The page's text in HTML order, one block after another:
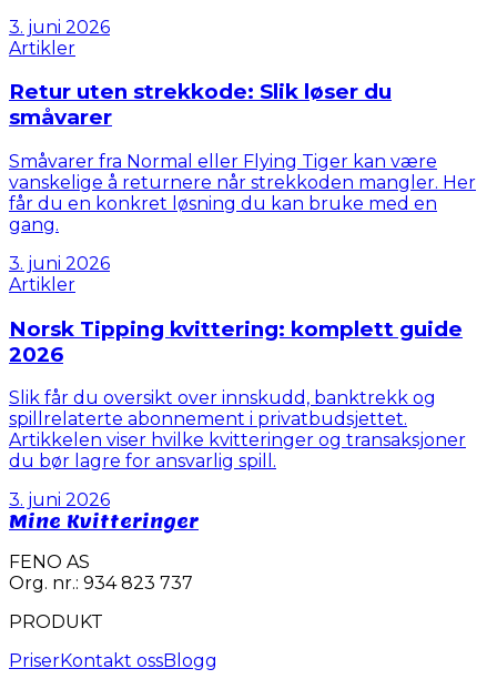
3. juni 2026
Artikler
Retur uten strekkode: Slik løser du
småvarer
Småvarer fra Normal eller Flying Tiger kan være
vanskelige å returnere når strekkoden mangler. Her
får du en konkret løsning du kan bruke med en
gang.
3. juni 2026
Artikler
Norsk Tipping kvittering: komplett guide
2026
Slik får du oversikt over innskudd, banktrekk og
spillrelaterte abonnement i privatbudsjettet.
Artikkelen viser hvilke kvitteringer og transaksjoner
du bør lagre for ansvarlig spill.
3. juni 2026
Mine Kvitteringer
FENO AS
Org. nr.: 934 823 737
PRODUKT
PriserKontakt ossBlogg